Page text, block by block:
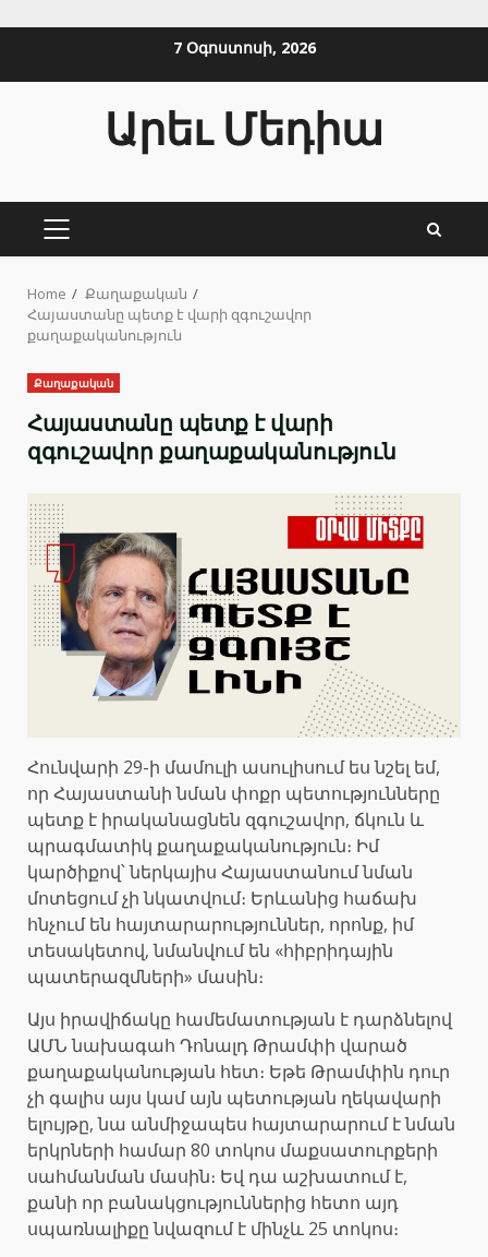
7 Օգոստոսի, 2026
Արեւ Մեդիա
PRIMARY
Home
Քաղաքական
Հայաստանը պետք է վարի զգուշավոր
քաղաքականություն
Քաղաքական
Հայաստանը պետք է վարի
զգուշավոր քաղաքականություն
Հունվարի 29-ի մամուլի ասուլիսում ես նշել եմ,
որ Հայաստանի նման փոքր պետությունները
պետք է իրականացնեն զգուշավոր, ճկուն և
պրագմատիկ քաղաքականություն։ Իմ
կարծիքով՝ ներկայիս Հայաստանում նման
մոտեցում չի նկատվում։ Երևանից հաճախ
հնչում են հայտարարություններ, որոնք, իմ
տեսակետով, նմանվում են «հիբրիդային
պատերազմների» մասին։
Այս իրավիճակը համեմատության է դարձնելով
ԱՄՆ նախագահ Դոնալդ Թրամփի վարած
քաղաքականության հետ։ Եթե Թրամփին դուր
չի գալիս այս կամ այն պետության ղեկավարի
ելույթը, նա անմիջապես հայտարարում է նման
երկրների համար 80 տոկոս մաքսատուրքերի
սահմանման մասին։ Եվ դա աշխատում է,
քանի որ բանակցություններից հետո այդ
սպառնալիքը նվազում է մինչև 25 տոկոս։